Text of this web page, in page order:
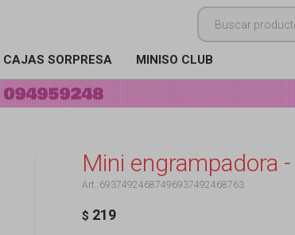
CAJAS SORPRESA MINISO CLUB
Mini engrampadora
69374924687496937492468763
$ 219